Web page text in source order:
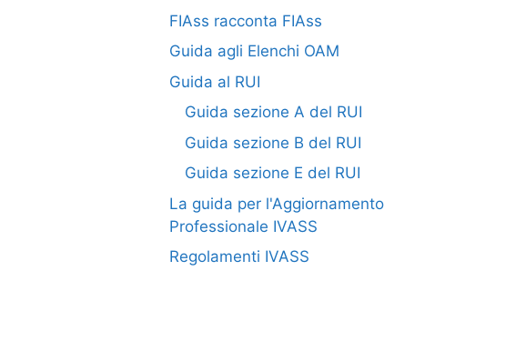
FIAss racconta FIAss
Guida agli Elenchi OAM
Guida al RUI
Guida sezione A del RUI
Guida sezione B del RUI
Guida sezione E del RUI
La guida per l'Aggiornamento
Professionale IVASS
Regolamenti IVASS